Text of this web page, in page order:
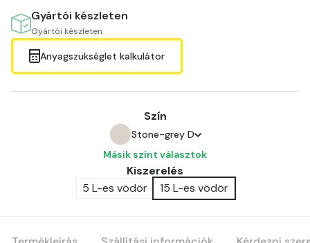
Gyártói készleten
Gyártói készleten
Anyagszükséglet kalkulátor
Szín
Stone-grey D
Bone C
Amber E
Másik színt választok
Kiszerelés
5 L-es vödör
15 L-es vödör